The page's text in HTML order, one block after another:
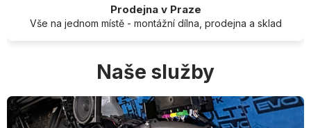
Prodejna v Praze
Vše na jednom místě - montážní dílna, prodejna a sklad
Naše služby